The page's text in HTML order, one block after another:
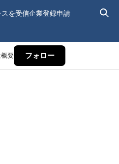
を受信企業登録申請
要 フォロー